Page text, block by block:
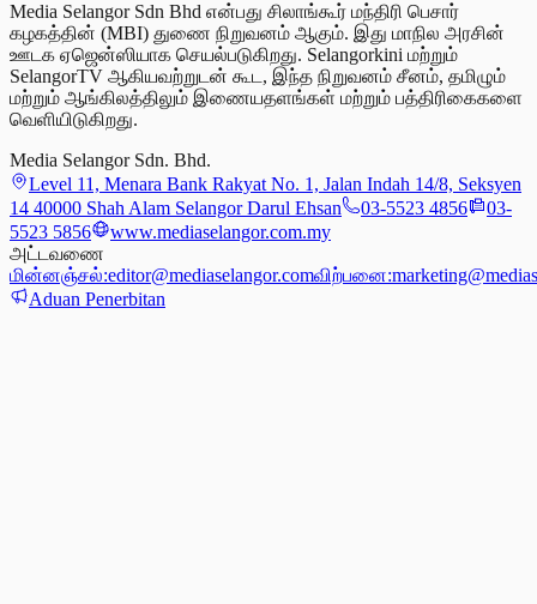
Media Selangor Sdn Bhd என்பது சிலாங்கூர் மந்திரி பெசார்
கழகத்தின் (MBI) துணை நிறுவனம் ஆகும். இது மாநில அரசின்
ஊடக ஏஜென்ஸியாக செயல்படுகிறது. Selangorkini மற்றும்
SelangorTV ஆகியவற்றுடன் கூட, இந்த நிறுவனம் சீனம், தமிழும்
மற்றும் ஆங்கிலத்திலும் இணையதளங்கள் மற்றும் பத்திரிகைகளை
வெளியிடுகிறது.
Media Selangor Sdn. Bhd.
Level 11, Menara Bank Rakyat No. 1, Jalan Indah 14/8, Seksyen
14 40000 Shah Alam Selangor Darul Ehsan
03-5523 4856
03-
5523 5856
www.mediaselangor.com.my
அட்டவணை
மின்னஞ்சல்:editor@mediaselangor.comவிற்பனை:
Aduan Penerbitan